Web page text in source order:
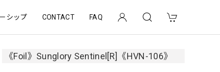
シップ CONTACT FAQ
《Foil》Sunglory Sentinel[R]《HVN-106》